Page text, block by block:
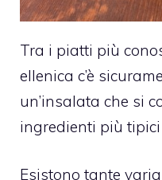
Tra i piatti più
ellenica c’è
un’insalata che si
ingredienti più
Esistono tante